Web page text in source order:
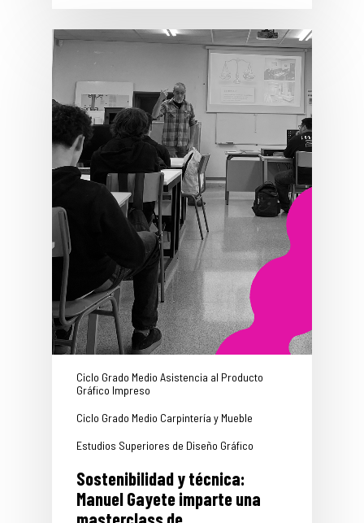
Ciclo Grado Medio Asistencia al Producto
Gráfico Impreso
Ciclo Grado Medio Carpintería y Mueble
Estudios Superiores de Diseño Gráfico
Sostenibilidad y técnica:
Manuel Gayete imparte una